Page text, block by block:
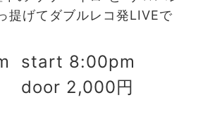
提げてダブルレコ発LIVEで
start 8:00pm
door 2,000円